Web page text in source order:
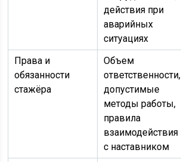
действия при
аварийных
ситуациях
Права и
обязанности
стажёра
Объем
ответственности,
допустимые
методы работы,
правила
взаимодействия
с наставником